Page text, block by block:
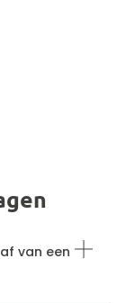
van een